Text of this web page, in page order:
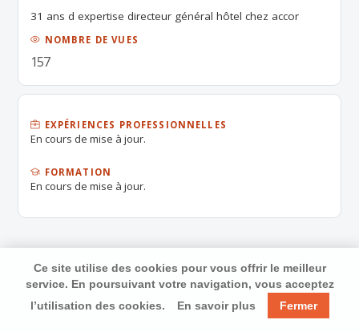
31 ans d expertise directeur général hôtel chez accor
NOMBRE DE VUES
157
EXPÉRIENCES PROFESSIONNELLES
En cours de mise à jour.
FORMATION
En cours de mise à jour.
Ce site utilise des cookies pour vous offrir le meilleur
service. En poursuivant votre navigation, vous acceptez
l’utilisation des cookies.
En savoir plus Fermer